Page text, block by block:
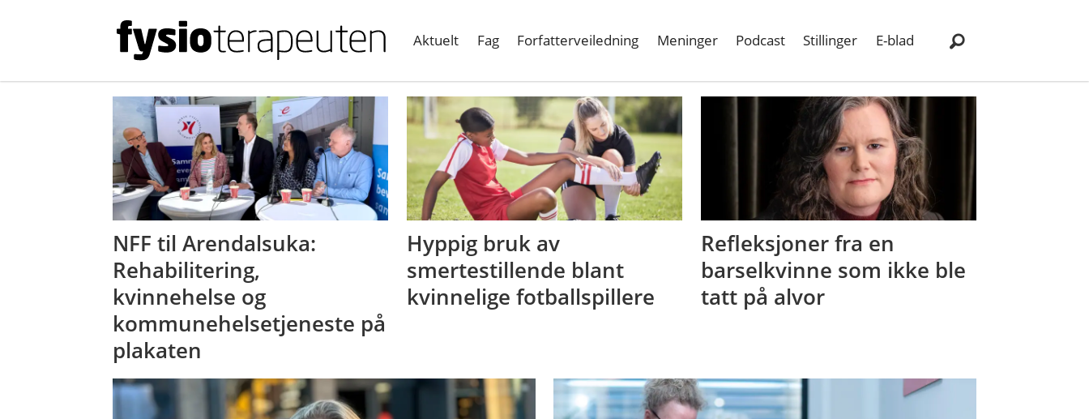
Aktuelt Fag Forfatterveiledning Meninger Podcast Stillinger E-blad
kvinnehelse
NFF til Arendalsuka:
Rehabilitering,
kvinnehelse og
kommunehelsetjeneste på
plakaten
Hyppig bruk av
smertestillende blant
kvinnelige fotballspillere
Refleksjoner fra en
barselkvinne som ikke ble
tatt på alvor